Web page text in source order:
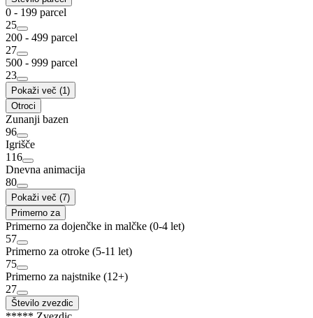
0 - 199 parcel
25
200 - 499 parcel
27
500 - 999 parcel
23
Pokaži več (1)
Otroci
Zunanji bazen
96
Igrišče
116
Dnevna animacija
80
Pokaži več (7)
Primerno za
Primerno za dojenčke in malčke (0-4 let)
57
Primerno za otroke (5-11 let)
75
Primerno za najstnike (12+)
27
Število zvezdic